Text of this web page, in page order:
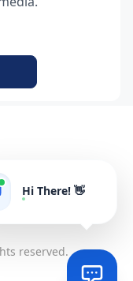
reserved.
Hi There! 👋